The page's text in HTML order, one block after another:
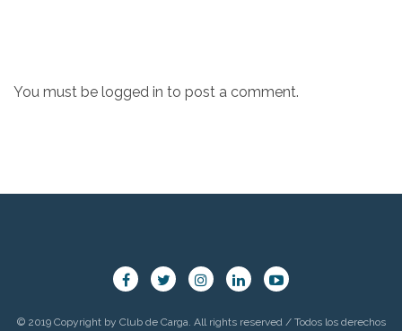
You must be logged in to post a comment.
© 2019 Copyright by Club de Carga. All rights reserved / Todos los derechos